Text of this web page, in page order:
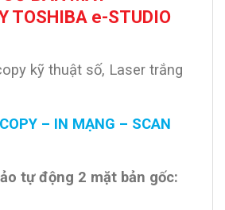
TOSHIBA e-STUDIO
kỹ thuật số, Laser trắng
COPY – IN MẠNG – SCAN
tự động 2 mặt bản gốc: